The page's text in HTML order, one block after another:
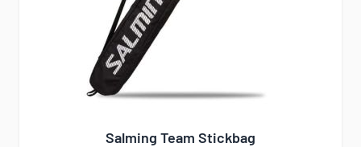
Salming Team Stickbag